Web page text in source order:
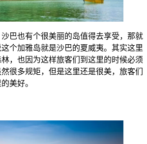
巴也有个很美丽的岛值得去享受，那就
个加雅岛就是沙巴的夏威夷。其实这里
，也因为这样旅客们到这里的时候必须
很多规矩，但是这里还是很美，旅客们
美好。